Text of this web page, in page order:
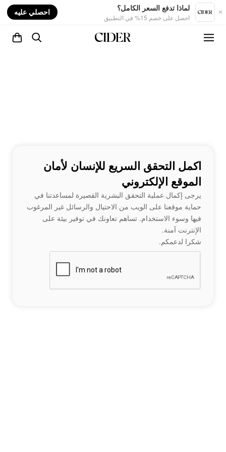
لماذا تدفع السعر الكامل؟
احصل على خصم 15% في التطبيق
احصلي عليه
اكمل التحقق السريع للإنسان لأمان
الموقع الإلكتروني
يرجى إكمال عملية التحقق البشرية القصيرة لمساعدتنا في
حماية موقعنا على الويب من الاحتيال والرسائل غير المرغوب
فيها وسوء الاستخدام. تساهم تعاونك في توفير بيئة على
الإنترنت آمنة.
شكرا لدعمكم.